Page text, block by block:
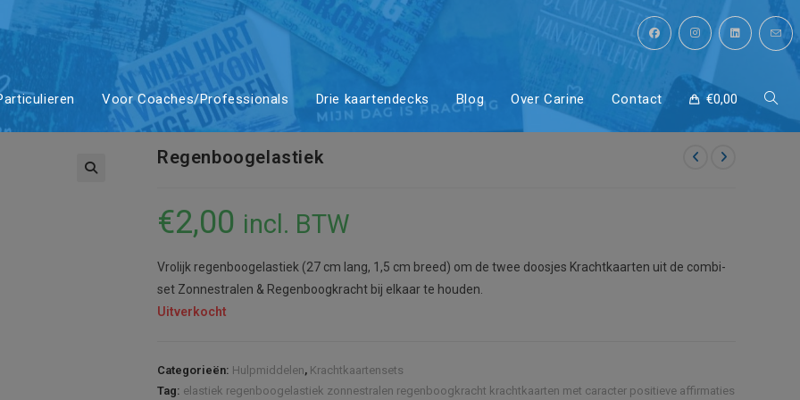
Voor Coaches/Professionals Drie kaartendecks Blog Over Carine Contact €0,00
Regenboogelastiek
€2,00 incl. BTW
Vrolijk regenboogelastiek (27 cm lang, 1,5 cm breed) om de twee doosjes Krachtkaarten uit de combi-
set Zonnestralen & Regenboogkracht bij elkaar te houden.
Uitverkocht
Categorieën: Hulpmiddelen, Krachtkaartensets
Tag: elastiek regenboogelastiek zonnestralen regenboogkracht krachtkaarten met caracter positieve affirmaties